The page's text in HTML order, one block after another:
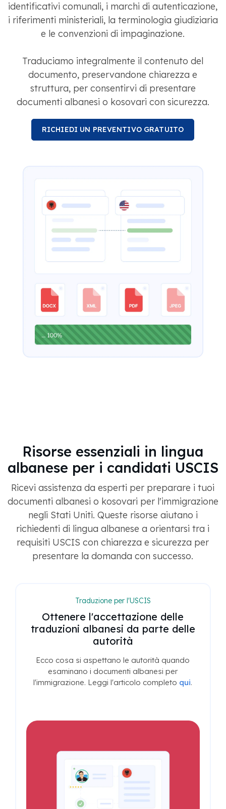
identificativi comunali, i marchi di autenticazione,
i riferimenti ministeriali, la terminologia giudiziaria
e le convenzioni di impaginazione.
Traduciamo integralmente il contenuto del
documento, preservandone chiarezza e
struttura, per consentirvi di presentare
documenti albanesi o kosovari con sicurezza.
RICHIEDI UN PREVENTIVO GRATUITO
Risorse essenziali in lingua
albanese per i candidati USCIS
Ricevi assistenza da esperti per preparare i tuoi
documenti albanesi o kosovari per l'immigrazione
negli Stati Uniti. Queste risorse aiutano i
richiedenti di lingua albanese a orientarsi tra i
requisiti USCIS con chiarezza e sicurezza per
presentare la domanda con successo.
Traduzione per l'USCIS
Ottenere l'accettazione delle
traduzioni albanesi da parte delle
autorità
Ecco cosa si aspettano le autorità quando
esaminano i documenti albanesi per
l'immigrazione. Leggi l'articolo completo qui.